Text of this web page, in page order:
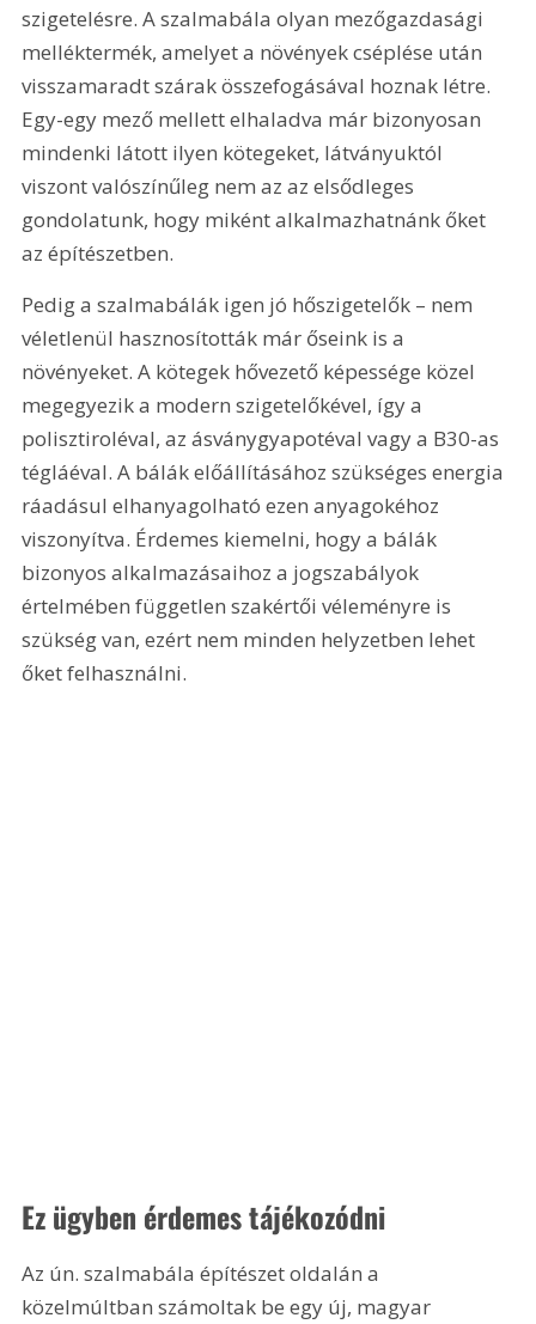
szigetelésre. A szalmabála olyan mezőgazdasági
melléktermék, amelyet a növények cséplése után
visszamaradt szárak összefogásával hoznak létre.
Egy-egy mező mellett elhaladva már bizonyosan
mindenki látott ilyen kötegeket, látványuktól
viszont valószínűleg nem az az elsődleges
gondolatunk, hogy miként alkalmazhatnánk őket
az építészetben.
Pedig a szalmabálák igen jó hőszigetelők – nem
véletlenül hasznosították már őseink is a
növényeket. A kötegek hővezető képessége közel
megegyezik a modern szigetelőkével, így a
polisztiroléval, az ásványgyapotéval vagy a B30-as
tégláéval. A bálák előállításához szükséges energia
ráadásul elhanyagolható ezen anyagokéhoz
viszonyítva. Érdemes kiemelni, hogy a bálák
bizonyos alkalmazásaihoz a jogszabályok
értelmében független szakértői véleményre is
szükség van, ezért nem minden helyzetben lehet
őket felhasználni.
Ez ügyben érdemes tájékozódni
Az ún. szalmabála építészet oldalán a
közelmúltban számoltak be egy új, magyar